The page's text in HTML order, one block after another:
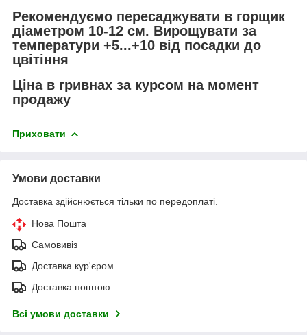
Рекомендуємо пересаджувати в горщик
діаметром 10-12 см. Вирощувати за
температури +5...+10 від посадки до
цвітіння
Ціна в гривнах за курсом на момент
продажу
Приховати
Умови доставки
Доставка здійснюється тільки по передоплаті.
Нова Пошта
Самовивіз
Доставка кур'єром
Доставка поштою
Всі умови доставки